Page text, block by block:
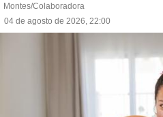
Montes/Colaboradora
04 de agosto de 2026, 22:00